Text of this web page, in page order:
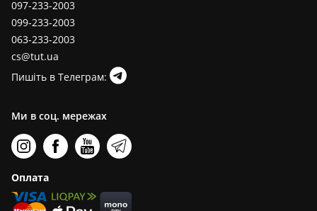
097-233-2003
099-233-2003
063-233-2003
cs@tut.ua
Пишіть в Телеграм:
Ми в соц. мережах
Оплата